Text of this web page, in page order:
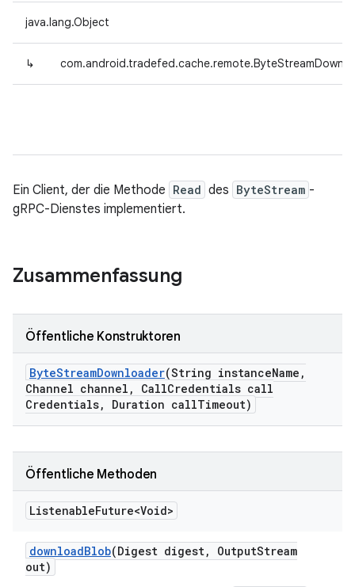
java.lang.Object
↳
Ein Client, der die Methode Read des ByteStream -
gRPC-Dienstes implementiert.
Zusammenfassung
Öffentliche Konstruktoren
ByteStreamDownloader(String instanceName ,
Channel channel , CallCredentials call
Credentials, Duration callTimeout)
Öffentliche Methoden
ListenableFuture<Void>
downloadBlob(Digest digest, OutputStream
out)